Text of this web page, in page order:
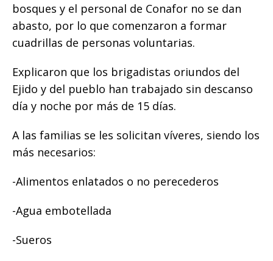
bosques y el personal de Conafor no se dan
abasto, por lo que comenzaron a formar
cuadrillas de personas voluntarias.
Explicaron que los brigadistas oriundos del
Ejido y del pueblo han trabajado sin descanso
día y noche por más de 15 días.
A las familias se les solicitan víveres, siendo los
más necesarios:
-Alimentos enlatados o no perecederos
-Agua embotellada
-Sueros